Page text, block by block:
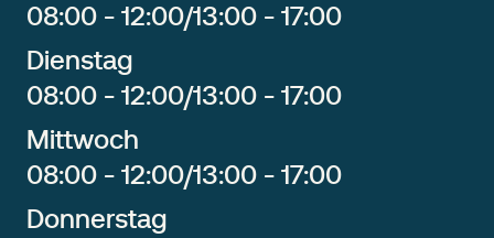
08:00 - 12:00/13:00 - 17:00
Dienstag
08:00 - 12:00/13:00 - 17:00
Mittwoch
08:00 - 12:00/13:00 - 17:00
Donnerstag